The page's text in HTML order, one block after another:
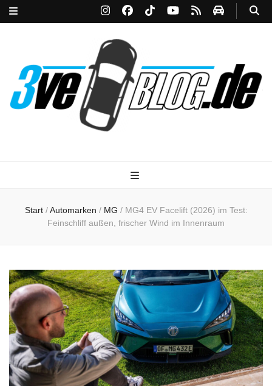
Start / Automarken / MG / MG4 EV Facelift (2026) im Test:
Feinschliff außen, frischer Wind im Innenraum